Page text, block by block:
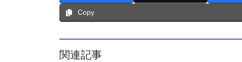
Copy
関連記事